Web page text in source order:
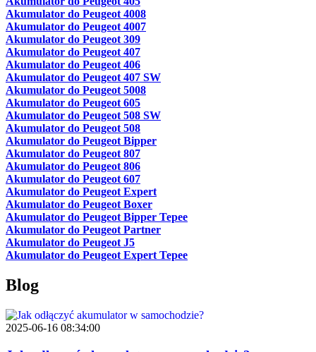
Akumulator do Peugeot 4008
Akumulator do Peugeot 4007
Akumulator do Peugeot 309
Akumulator do Peugeot 407
Akumulator do Peugeot 406
Akumulator do Peugeot 407 SW
Akumulator do Peugeot 5008
Akumulator do Peugeot 605
Akumulator do Peugeot 508 SW
Akumulator do Peugeot 508
Akumulator do Peugeot Bipper
Akumulator do Peugeot 807
Akumulator do Peugeot 806
Akumulator do Peugeot 607
Akumulator do Peugeot Expert
Akumulator do Peugeot Boxer
Akumulator do Peugeot Bipper Tepee
Akumulator do Peugeot Partner
Akumulator do Peugeot J5
Akumulator do Peugeot Expert Tepee
Blog
2025-06-16 08:34:00